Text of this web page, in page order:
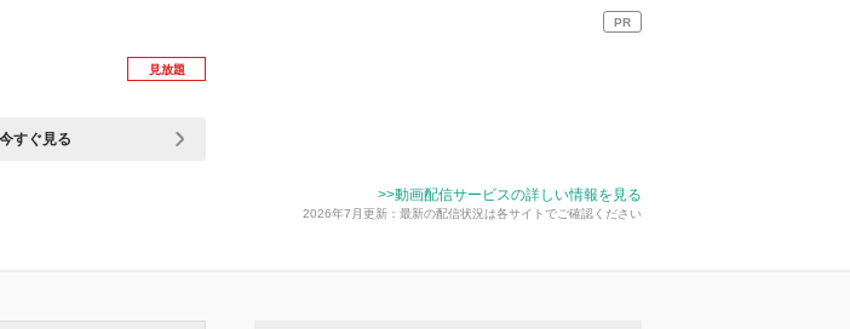
PR
見放題
すぐ見る
>>動画配信サービスの詳しい情報を見る
2026年7月更新：最新の配信状況は各サイトでご確認ください